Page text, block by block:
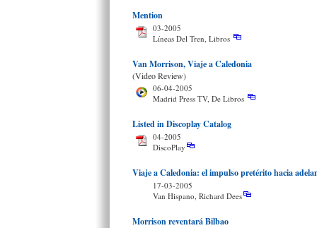
Mention
03-2005
Líneas Del Tren, Libros
Van Morrison, Viaje a Caledonia
(Video Review)
06-04-2005
Madrid Press TV, De Libros
Listed in Discoplay Catalog
04-2005
DiscoPlay
Viaje a Caledonia: el impulso pretérito hacia
17-03-2005
Van Hispano, Richard Dees
Morrison reventará Bilbao